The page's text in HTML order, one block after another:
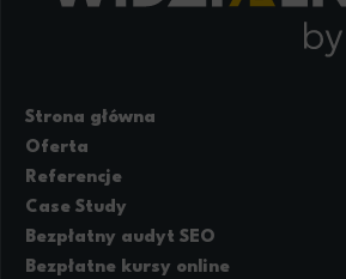
Strona główna
Oferta
Referencje
Case Study
Bezpłatny audyt SEO
Bezpłatne kursy online